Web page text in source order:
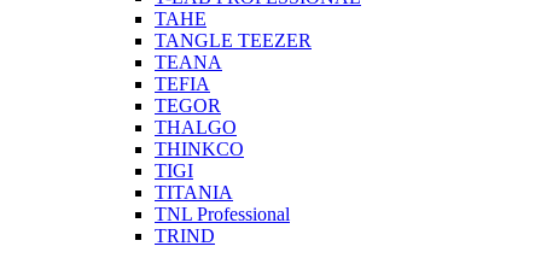
TAHE
TANGLE TEEZER
TEANA
TEFIA
TEGOR
THALGO
THINKCO
TIGI
TITANIA
TNL Professional
TRIND